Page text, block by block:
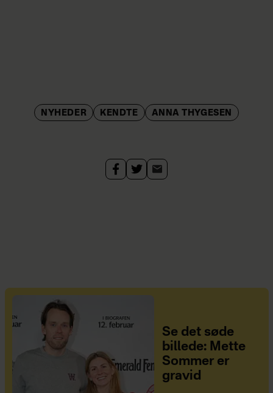
NYHEDER KENDTE ANNA THYGESEN
Se det søde
billede: Mette
Sommer er
gravid